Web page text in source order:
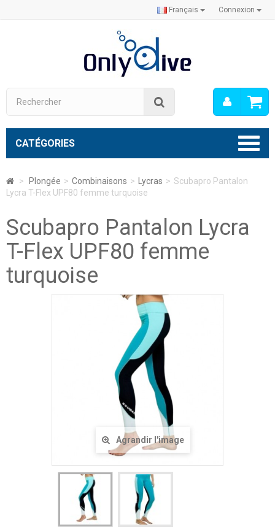
Connexion
Français
Mon
CATÉGORIES
> Plongée > Combinaisons > Lycras > Scubapro Pantalon
Lycra T-Flex UPF80 femme turquoise
Scubapro Pantalon Lycra
T-Flex UPF80 femme
turquoise
Agrandir l'image